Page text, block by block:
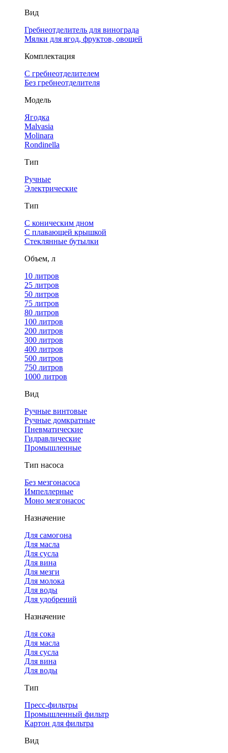
Вид
Гребнеотделитель для винограда
Мялки для ягод, фруктов, овощей
Комплектация
С гребнеотделителем
Без гребнеотделителя
Модель
Ягодка
Malvasia
Molinara
Rondinella
Тип
Ручные
Электрические
Тип
С коническим дном
С плавающей крышкой
Стеклянные бутылки
Объем, л
10 литров
25 литров
50 литров
75 литров
80 литров
100 литров
200 литров
300 литров
400 литров
500 литров
750 литров
1000 литров
Вид
Ручные винтовые
Ручные домкратные
Пневматические
Гидравлические
Промышленные
Тип насоса
Без мезгонасоса
Импеллерные
Моно мезгонасос
Назначение
Для самогона
Для масла
Для сусла
Для вина
Для мезги
Для молока
Для воды
Для удобрений
Назначение
Для сока
Для масла
Для сусла
Для вина
Для воды
Тип
Пресс-фильтры
Промышленный фильтр
Картон для фильтра
Вид